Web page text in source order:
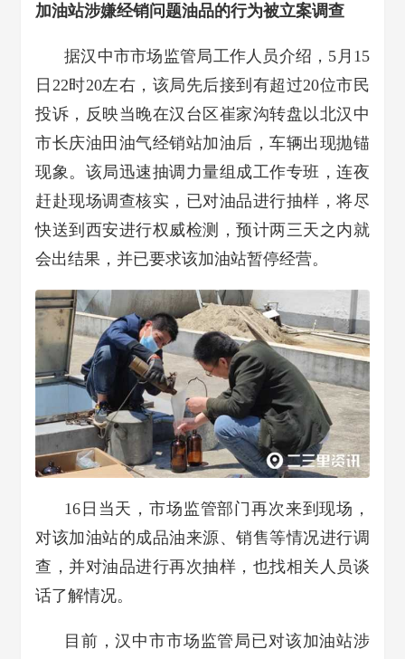
加油站涉嫌经销问题油品的行为被立案调查
据汉中市市场监管局工作人员介绍，5月15
日22时20左右，该局先后接到有超过20位市民
投诉，反映当晚在汉台区崔家沟转盘以北汉中
市长庆油田油气经销站加油后，车辆出现抛锚
现象。该局迅速抽调力量组成工作专班，连夜
赶赴现场调查核实，已对油品进行抽样，将尽
快送到西安进行权威检测，预计两三天之内就
会出结果，并已要求该加油站暂停经营。
16日当天，市场监管部门再次来到现场，
对该加油站的成品油来源、销售等情况进行调
查，并对油品进行再次抽样，也找相关人员谈
话了解情况。
目前，汉中市市场监管局已对该加油站涉